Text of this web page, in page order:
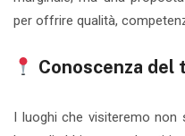
per offrire qualità,
Conoscenza del
I luoghi che visiteremo